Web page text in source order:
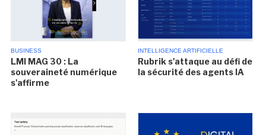
BUSINESS
LMI MAG 30 : La
souveraineté numérique
s'affirme
INTELLIGENCE ARTIFICIELLE
Rubrik s'attaque au défi de
la sécurité des agents IA